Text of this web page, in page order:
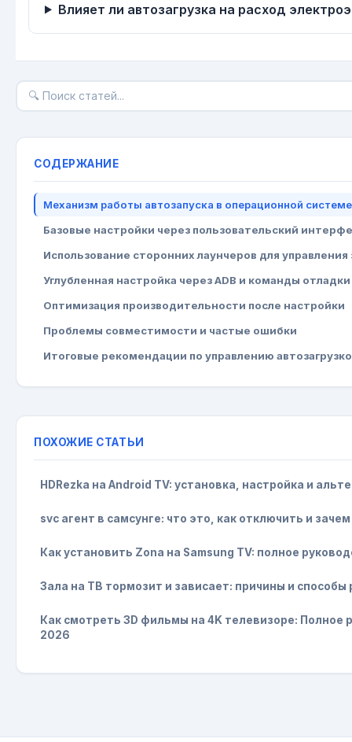
Влияет ли автозагрузка на расход
СОДЕРЖАНИЕ
Механизм работы автозапуска в операционной
Базовые настройки через пользовательский
Использование сторонних лаунчеров для управления
Углубленная настройка через ADB и команды отладки
Оптимизация производительности после настройки
Проблемы совместимости и частые ошибки
Итоговые рекомендации по управлению
ПОХОЖИЕ СТАТЬИ
HDRezka на Android TV: установка, настройка и
svc агент в самсунге: что это, как отключить и
Как установить Zona на Samsung TV: полное
Зала на ТВ тормозит и зависает: причины и способы
Как смотреть 3D фильмы на 4K телевизоре: Полное
2026